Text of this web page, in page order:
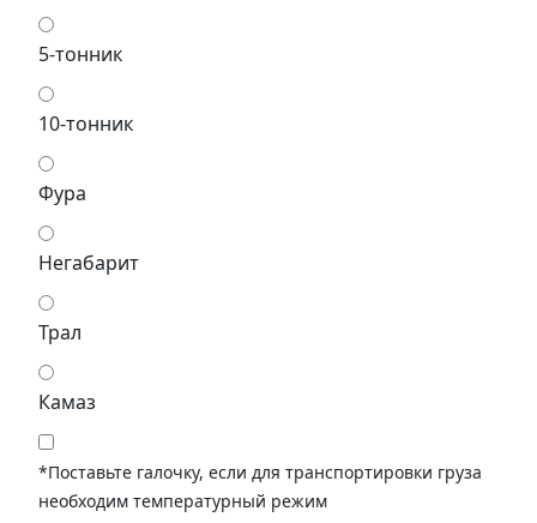
5-тонник
10-тонник
Фура
Негабарит
Трал
Камаз
*Поставьте галочку, если для транспортировки груза
необходим температурный режим